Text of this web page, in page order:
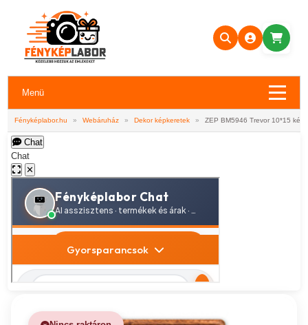
Menü
Fényképlabor.hu » Webáruház » Dekor képkeretek » ZEP BM5946 Trevor 10*15
Chat
Chat
✕